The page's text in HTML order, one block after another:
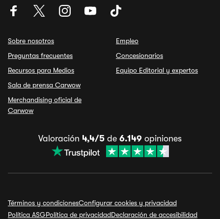
Sobre nosotros
Preguntas frecuentes
Recursos para Medios
Sala de prensa Carwow
Merchandising oficial de
Carwow
Empleo
Concesionarios
Equipo Editorial y expertos
Valoración 4,4/5 de 6.149 opiniones
Términos y condicionesConfigurar cookies y privacidad
Política ASGPolítica de privacidadDeclaración de accesibilidad